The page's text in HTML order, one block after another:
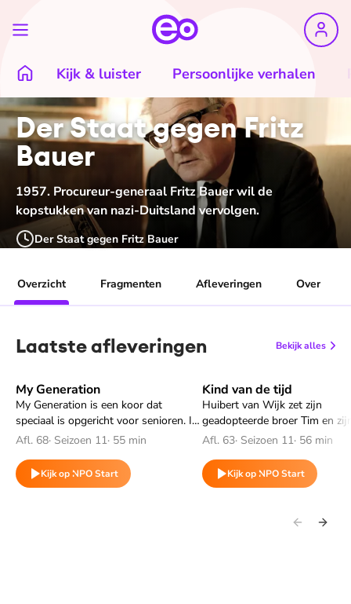
Kijk & luister Persoonlijke verhalen
Der Staat gegen Fritz
Bauer
1957. Procureur-generaal Fritz Bauer wil de
kopstukken van nazi-Duitsland vervolgen.
Der Staat gegen Fritz Bauer
Overzicht Fragmenten Afleveringen Over
Laatste afleveringen Bekijk alles
My Generation
My Generation is een koor dat
speciaal is opgericht voor senioren. In
deze documentaire wordt het koor
optreden ooit: het openen van het
rockfestival de Zwarte Cross.
Afl. 68· Seizoen 11· 55 min
Kijk op NPO Start
Speel "My Generation" af Kind van de tijd
Huibert van Wijk zet zijn
geadopteerde broer Tim en
Lex tegenover elkaar. Beiden
schaduwkant waar ouder en
nog altijd moeite mee hebben.
Afl. 63· Seizoen 11· 56 min
Kijk op NPO Start
Speel "Kind van de tijd" af